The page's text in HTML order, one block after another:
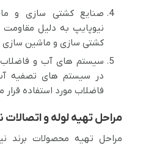
صنایع کشتی سازی و
نیوپایپ به دلیل مقاومت
کشتی سازی و ماشین سازی
سیستم های آب و فاضلاب:
در سیستم های تصفیه
فاضلاب مورد استفاده قرار
مراحل تهیه لوله و اتصالات
مراحل تهیه محصولات برند